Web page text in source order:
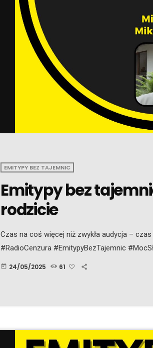
EMITYPY BEZ TAJEMNIC
Emitypy bez
rodzicie
Czas na coś więcej niż zwykła audycja –
#RadioCenzura #EmitypyBezTajemnic
today 24/05/2025 61